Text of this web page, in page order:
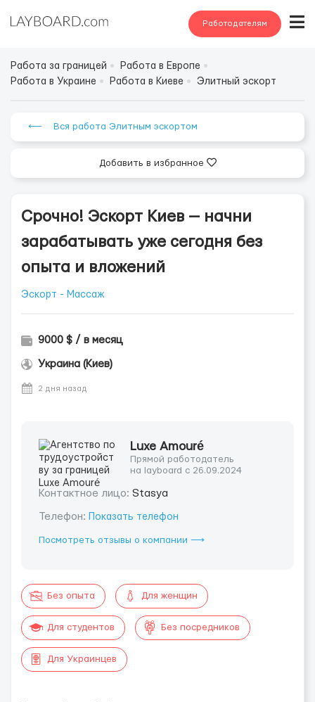
Работодателям
Работа за границей
Работа в Европе
Работа в Украине
Работа в Киеве Элитный эскорт
⟵ Вся работа Элитным эскортом
Добавить в избранное
Срочно! Эскорт Киев — начни
зарабатывать уже сегодня без
опыта и вложений
Эскорт - Массаж
9000 $ / в месяц
Украина (Киев)
2 дня назад
Luxe Amouré
Прямой работодатель
на layboard с 26.09.2024
Контактное лицо: Stasya
Телефон: Показать телефон
Посмотреть отзывы о компании ⟶
Без опыта Для женщин
Для студентов Без посредников
Для Украинцев